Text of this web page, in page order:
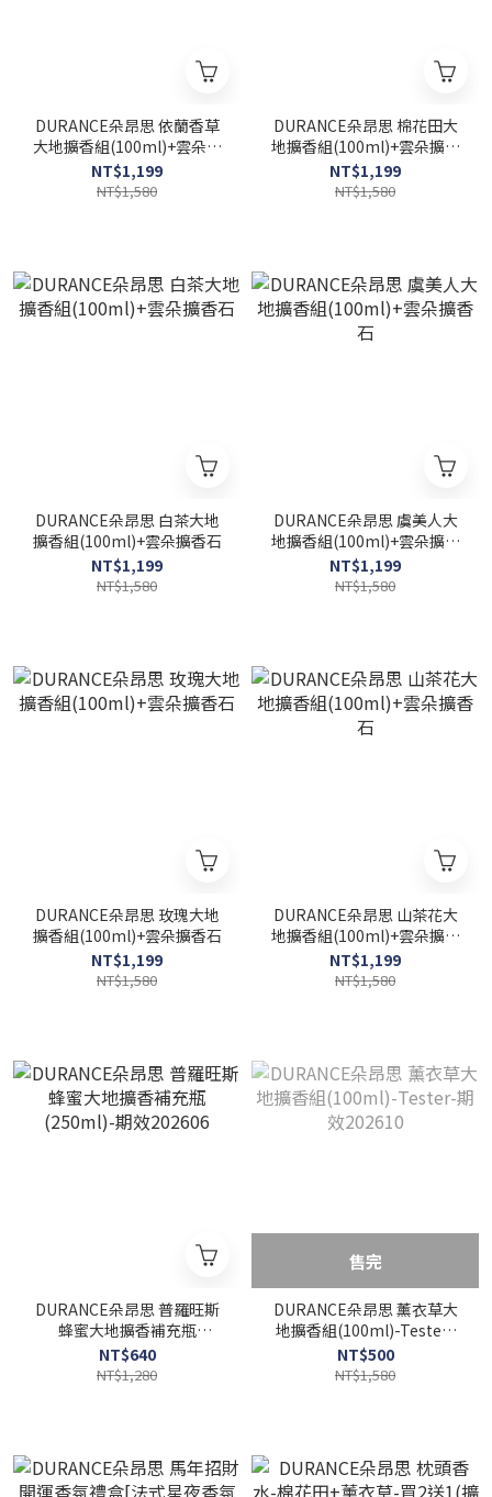
DURANCE朵昂思 依蘭香草
大地擴香組(100ml)+雲朵擴
香石
NT$1,199
NT$1,580
DURANCE朵昂思 棉花田大
地擴香組(100ml)+雲朵擴香
石
NT$1,199
NT$1,580
DURANCE朵昂思 白茶大地
擴香組(100ml)+雲朵擴香石
NT$1,199
NT$1,580
DURANCE朵昂思 虞美人大
地擴香組(100ml)+雲朵擴香
石
NT$1,199
NT$1,580
DURANCE朵昂思 玫瑰大地
擴香組(100ml)+雲朵擴香石
NT$1,199
NT$1,580
DURANCE朵昂思 山茶花大
地擴香組(100ml)+雲朵擴香
石
NT$1,199
NT$1,580
DURANCE朵昂思 普羅旺斯
蜂蜜大地擴香補充瓶
(250ml)-期效202606
NT$640
NT$1,280
售完
DURANCE朵昂思 薰衣草大
地擴香組(100ml)-Tester-
期效202610
NT$500
NT$1,580